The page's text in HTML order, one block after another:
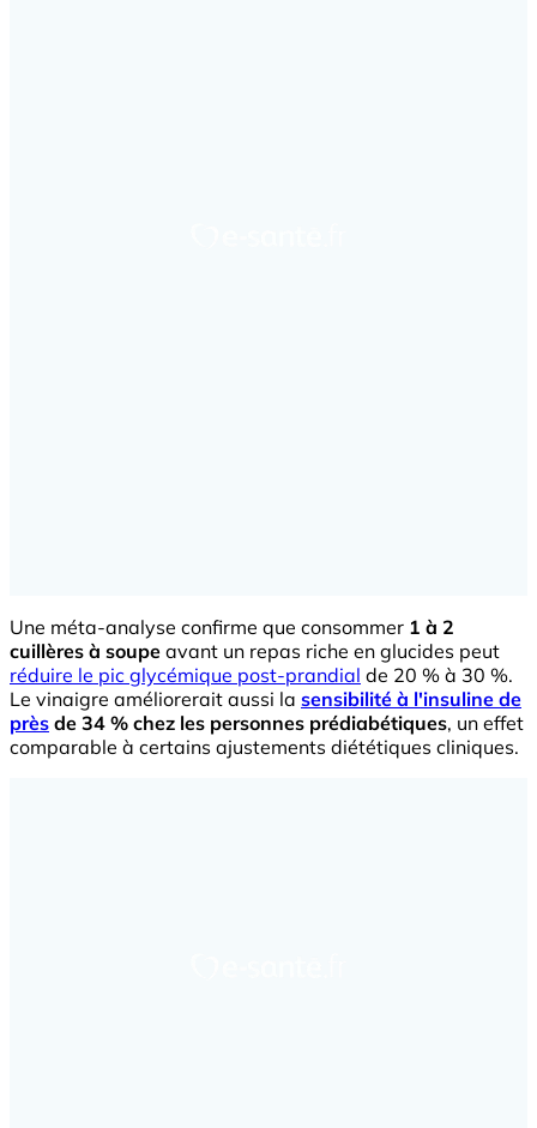
Une méta-analyse confirme que consommer 1 à 2
cuillères à soupe avant un repas riche en glucides peut
réduire le pic glycémique post-prandial de 20 % à 30 %.
Le vinaigre améliorerait aussi la sensibilité à l'insuline de
près de 34 % chez les personnes prédiabétiques, un effet
comparable à certains ajustements diététiques cliniques.